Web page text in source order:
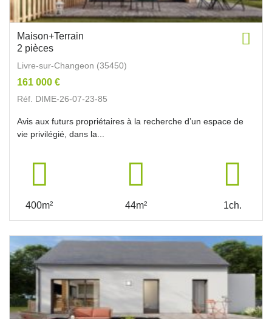
Maison+Terrain
2 pièces
Livre-sur-Changeon (35450)
161 000 €
Réf. DIME-26-07-23-85
Avis aux futurs propriétaires à la recherche d’un espace de
vie privilégié, dans la...
400m² 44m² 1ch.